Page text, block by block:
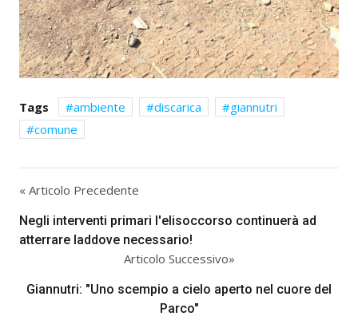
Tags ambiente discarica
giannutri
comune
« Articolo Precedente
Negli interventi primari l'elisoccorso continuerà ad
atterrare laddove necessario!
Articolo Successivo»
Giannutri: "Uno scempio a cielo aperto nel cuore del
Parco"